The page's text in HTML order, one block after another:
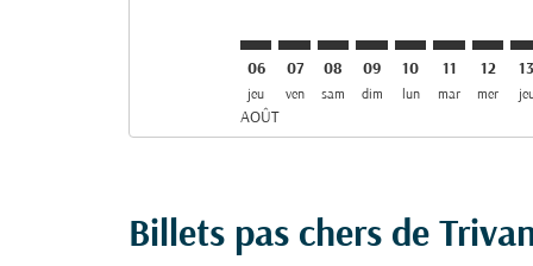
06
jeu
AOÛT
07
ven
08
sam
09
dim
10
lun
11
mar
12
mer
13
Billets pas chers de